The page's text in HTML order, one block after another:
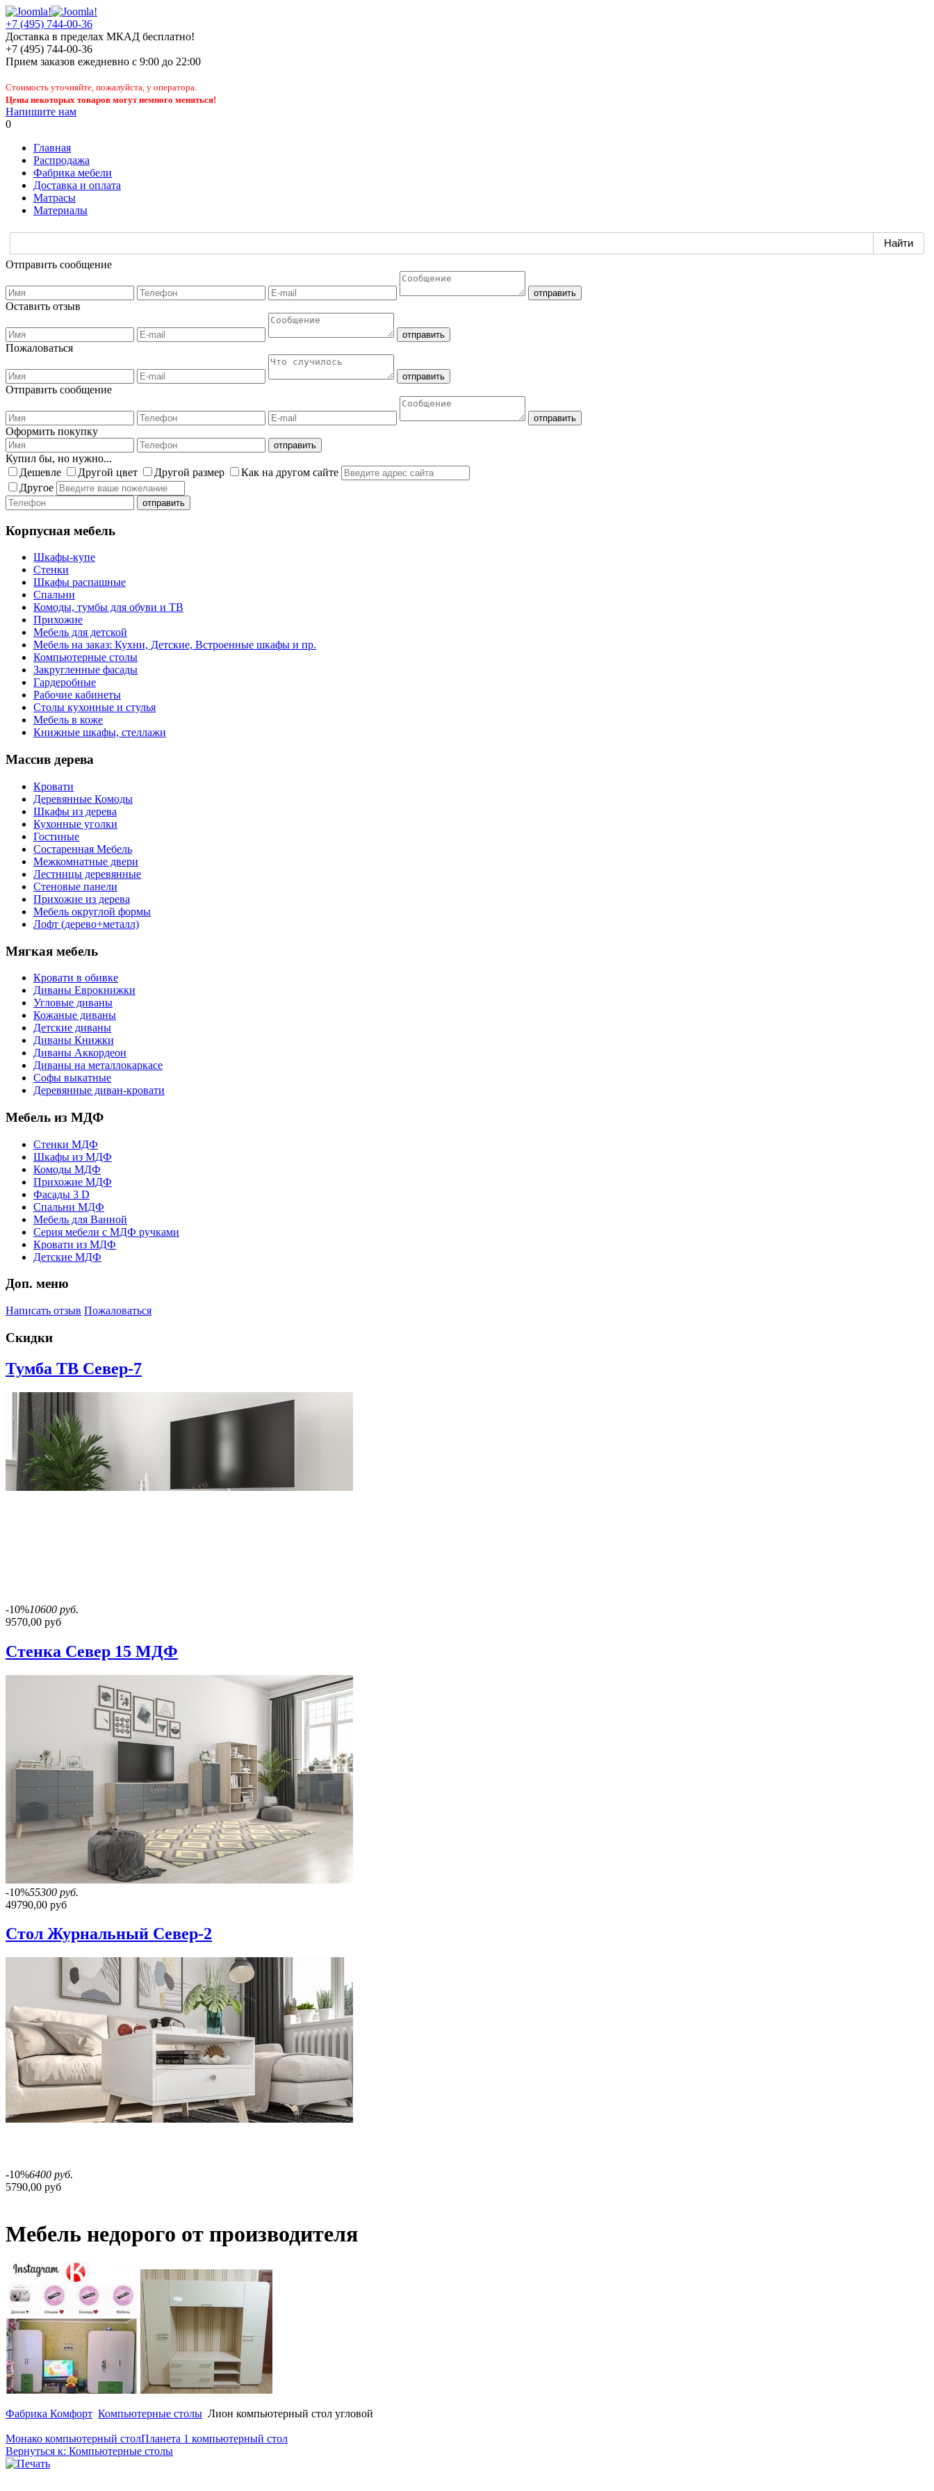
+7 (495) 744-00-36
Доставка в пределах МКАД бесплатно!
+7 (495) 744-00-36
Прием заказов ежедневно с 9:00 до 22:00
Стоимость уточняйте, пожалуйста, у оператора.
Цены некоторых товаров могут немного меняться!
Напишите нам
0
Главная
Распродажа
Фабрика мебели
Доставка и оплата
Матрасы
Материалы
Отправить сообщение
Оставить отзыв
Пожаловаться
Отправить сообщение
Оформить покупку
Купил бы, но нужно...
Дешевле
Другой цвет Другой размер
Как на другом сайте
Другое
Корпусная мебель
Шкафы-купе
Стенки
Шкафы распашные
Спальни
Комоды, тумбы для обуви и ТВ
Прихожие
Мебель для детской
Мебель на заказ: Кухни, Детские, Встроенные шкафы и пр.
Компьютерные столы
Закругленные фасады
Гардеробные
Рабочие кабинеты
Столы кухонные и стулья
Мебель в коже
Книжные шкафы, стеллажи
Массив дерева
Кровати
Деревянные Комоды
Шкафы из дерева
Кухонные уголки
Гостиные
Состаренная Мебель
Межкомнатные двери
Лестницы деревянные
Стеновые панели
Прихожие из дерева
Мебель округлой формы
Лофт (дерево+металл)
Мягкая мебель
Кровати в обивке
Диваны Еврокнижки
Угловые диваны
Кожаные диваны
Детские диваны
Диваны Книжки
Диваны Аккордеон
Диваны на металлокаркасе
Софы выкатные
Деревянные диван-кровати
Мебель из МДФ
Стенки МДФ
Шкафы из МДФ
Комоды МДФ
Прихожие МДФ
Фасады 3 D
Спальни МДФ
Мебель для Ванной
Серия мебели с МДФ ручками
Кровати из МДФ
Детские МДФ
Доп. меню
Написать отзыв Пожаловаться
Скидки
Тумба ТВ Север-7
-10%10600 руб.
9570,00 руб
Стенка Север 15 МДФ
-10%55300 руб.
49790,00 руб
Стол Журнальный Север-2
-10%6400 руб.
5790,00 руб
Мебель недорого от производителя
Фабрика Комфорт Компьютерные столы Лион компьютерный стол угловой
Монако компьютерный столПланета 1 компьютерный стол
Вернуться к: Компьютерные столы